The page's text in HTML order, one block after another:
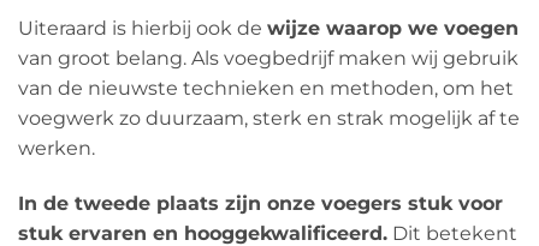
Uiteraard is hierbij ook de wijze waarop we voegen
van groot belang. Als voegbedrijf maken wij gebruik
van de nieuwste technieken en methoden, om het
voegwerk zo duurzaam, sterk en strak mogelijk af te
werken.
In de tweede plaats zijn onze voegers stuk voor
stuk ervaren en hooggekwalificeerd. Dit betekent